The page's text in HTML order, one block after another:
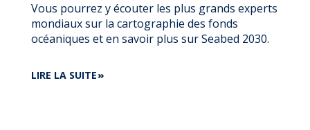
Vous pourrez y écouter les plus grands experts
mondiaux sur la cartographie des fonds
océaniques et en savoir plus sur Seabed 2030.
LIRE LA SUITEDE